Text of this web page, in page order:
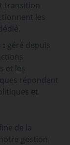
transition
les
: géré depuis
et les
répondent
et
de la
gestion